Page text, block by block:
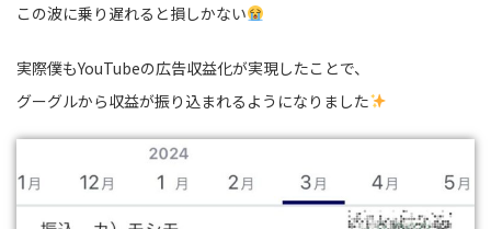
この波に乗り遅れると損しかない
実際僕もYouTubeの広告収益化が実現したことで、
グーグルから収益が振り込まれるようになりました